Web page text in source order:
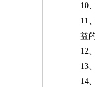
10
11
益
12
13
14